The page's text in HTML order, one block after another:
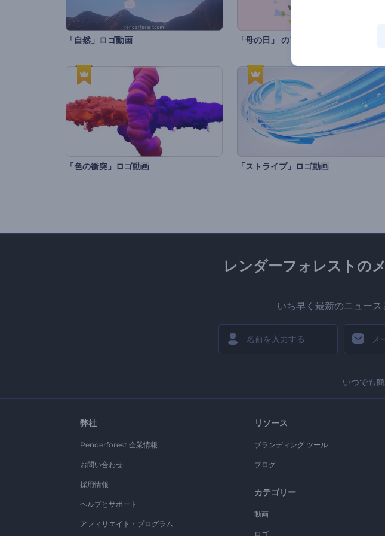
「自然」ロゴ動画 「母の日」 のアニメーション
「色の衝突」ロゴ動画 「ストライプ」ロゴ動画
レンダーフォレストの
いち早く最新のニュース
いつでも
弊社
Renderforest 企業情報
お問い合わせ
採用情報
ヘルプとサポート
アフィリエイト・プログラム
リソース
ブランディング ツール
ブログ
カテゴリー
動画
ロゴ